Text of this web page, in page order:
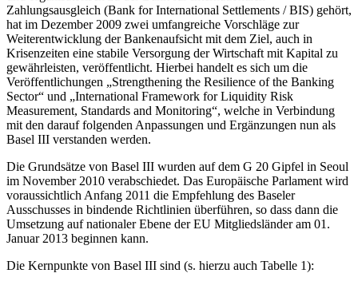
Zahlungsausgleich (Bank for International Settlements / BIS) gehört,
hat im Dezember 2009 zwei umfangreiche Vorschläge zur
Weiterentwicklung der Bankenaufsicht mit dem Ziel, auch in
Krisenzeiten eine stabile Versorgung der Wirtschaft mit Kapital zu
gewährleisten, veröffentlicht. Hierbei handelt es sich um die
Veröffentlichungen „Strengthening the Resilience of the Banking
Sector“ und „International Framework for Liquidity Risk
Measurement, Standards and Monitoring“, welche in Verbindung
mit den darauf folgenden Anpassungen und Ergänzungen nun als
Basel III verstanden werden.
Die Grundsätze von Basel III wurden auf dem G 20 Gipfel in Seoul
im November 2010 verabschiedet. Das Europäische Parlament wird
voraussichtlich Anfang 2011 die Empfehlung des Baseler
Ausschusses in bindende Richtlinien überführen, so dass dann die
Umsetzung auf nationaler Ebene der EU Mitgliedsländer am 01.
Januar 2013 beginnen kann.
Die Kernpunkte von Basel III sind (s. hierzu auch Tabelle 1):